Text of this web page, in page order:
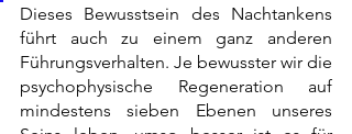
Dieses Bewusstsein des Nachtankens
führt auch zu einem ganz anderen
Führungsverhalten. Je bewusster wir die
psychophysische Regeneration auf
mindestens sieben Ebenen unseres